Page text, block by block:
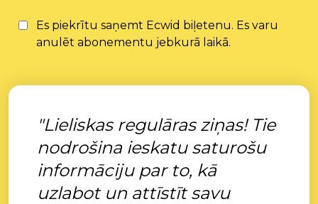
Es piekrītu saņemt Ecwid biļetenu. Es varu
anulēt abonementu jebkurā laikā.
"Lieliskas regulāras ziņas! Tie
nodrošina ieskatu saturošu
informāciju par to, kā
uzlabot un attīstīt savu